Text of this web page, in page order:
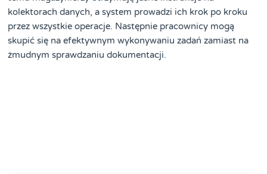
kolektorach danych, a system prowadzi ich krok po kroku
przez wszystkie operacje. Następnie pracownicy mogą
skupić się na efektywnym wykonywaniu zadań zamiast na
żmudnym sprawdzaniu dokumentacji.